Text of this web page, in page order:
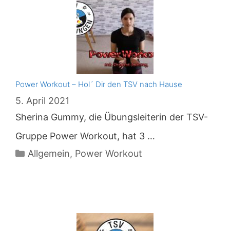
Power Workout – Hol´ Dir den TSV nach Hause
5. April 2021
Sherina Gummy, die Übungsleiterin der TSV-
Gruppe Power Workout, hat 3 …
Kategorien
Allgemein, Power Workout